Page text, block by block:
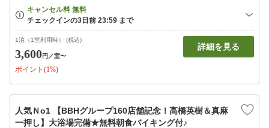
1泊（1室利用時） (税込)
3,600円 ／室〜
ポイント(1%)
詳細を見る
人気Ｎo1 【BBHグループ160店舗記念！高橋英樹＆真麻
一押し】大浴場完備★無料朝食バイキング付♪